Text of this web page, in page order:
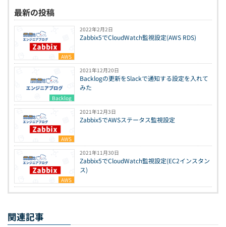
最新の投稿
AWS
2022年2月2日
Zabbix5でCloudWatch監視設定(AWS RDS)
Backlog
2021年12月20日
Backlogの更新をSlackで通知する設定を入れて
みた
AWS
2021年12月3日
Zabbix5でAWSステータス監視設定
AWS
2021年11月30日
Zabbix5でCloudWatch監視設定(EC2インスタン
ス)
関連記事